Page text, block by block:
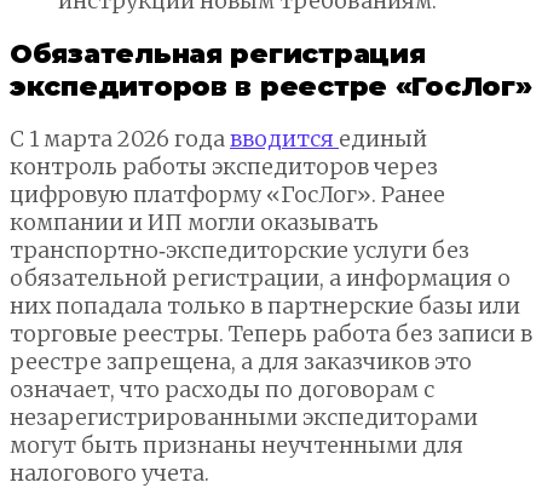
Обязательная регистрация
экспедиторов в реестре «ГосЛог»
С 1 марта 2026 годавводится единый
контроль работы экспедиторов через
цифровую платформу «ГосЛог». Ранее
компании и ИП могли оказывать
транспортно‑экспедиторские услуги без
обязательной регистрации, а информация о
них попадала только в партнерские базы или
торговые реестры. Теперь работа без записи в
реестре запрещена, а для заказчиков это
означает, что расходы по договорам с
незарегистрированными экспедиторами
могут быть признаны неучтенными для
налогового учета.